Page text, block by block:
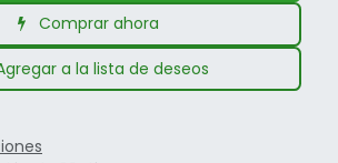
Comprar ahora
a la lista de deseos